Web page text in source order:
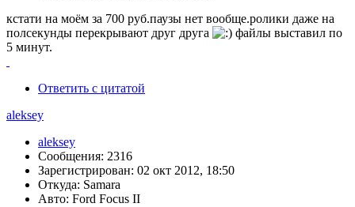
кстати на моём за 700 руб.паузы нет вообще.ролики даже на
полсекунды перекрывают друг друга
файлы выставил по
5 минут.
Ответить с цитатой
aleksey
aleksey
Сообщения: 2316
Зарегистрирован: 02 окт 2012, 18:50
Откуда: Samara
Авто: Ford Focus II